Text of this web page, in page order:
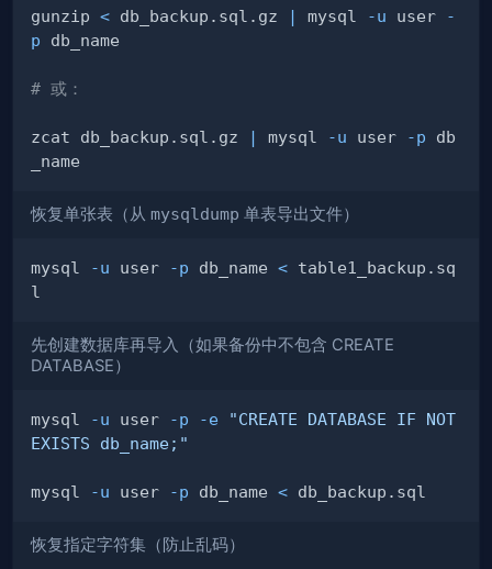
gunzip < db_backup.sql.gz | mysql -u user
-
p
# 或：
zcat db_backup.sql.gz | mysql -u user -p db
恢复单张表（从 mysqldump 单表导出文件）
mysql -u user -p db_name < table1_backup.sq
先创建数据库再导入（如果备份中不包含 CREATE
DATABASE）
mysql -u user -p -e
"CREATE DATABASE IF NOT
EXISTS db_name;"
mysql -u user -p db_name <
恢复指定字符集（防止乱码）